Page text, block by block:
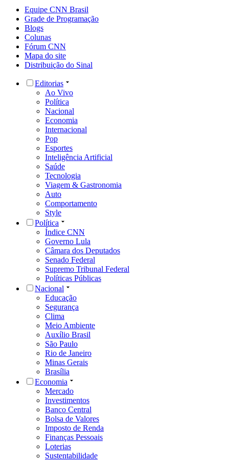
Equipe CNN Brasil
Grade de Programação
Blogs
Colunas
Fórum CNN
Mapa do site
Distribuição do Sinal
Editorias
Ao Vivo
Política
Nacional
Economia
Internacional
Pop
Esportes
Inteligência Artificial
Saúde
Tecnologia
Viagem & Gastronomia
Auto
Comportamento
Style
Política
Índice CNN
Governo Lula
Câmara dos Deputados
Senado Federal
Supremo Tribunal Federal
Políticas Públicas
Nacional
Educação
Segurança
Clima
Meio Ambiente
Auxílio Brasil
São Paulo
Rio de Janeiro
Minas Gerais
Brasília
Economia
Mercado
Investimentos
Banco Central
Bolsa de Valores
Imposto de Renda
Finanças Pessoais
Loterias
Sustentabilidade